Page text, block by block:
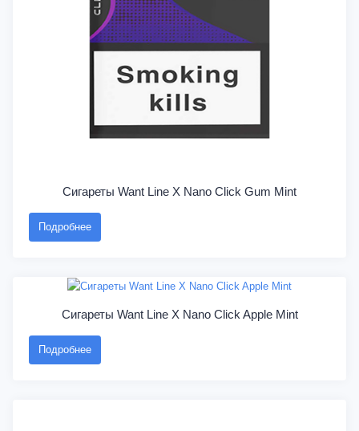
Сигареты Want Line X Nano Click Gum Mint
Подробнее
Сигареты Want Line X Nano Click Apple Mint
Подробнее